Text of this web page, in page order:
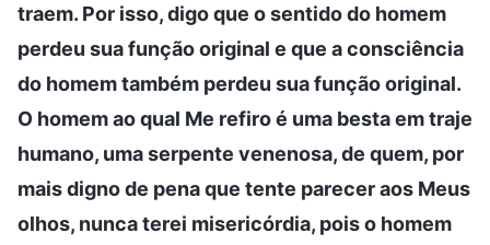
traem. Por isso, digo que o sentido do homem
perdeu sua função original e que a consciência
do homem também perdeu sua função original.
O homem ao qual Me refiro é uma besta em traje
humano, uma serpente venenosa, de quem, por
mais digno de pena que tente parecer aos Meus
olhos, nunca terei misericórdia, pois o homem